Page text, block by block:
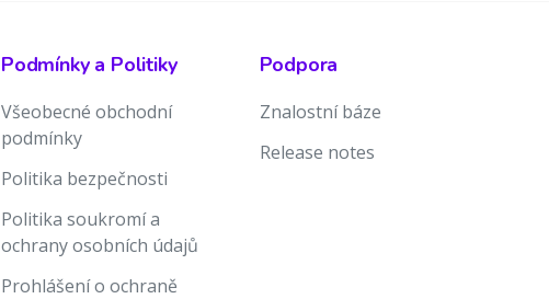
Podmínky a Politiky
Všeobecné obchodní
podmínky
Politika bezpečnosti
Politika soukromí a
ochrany osobních údajů
Prohlášení o ochraně
Podpora
Znalostní báze
Release notes